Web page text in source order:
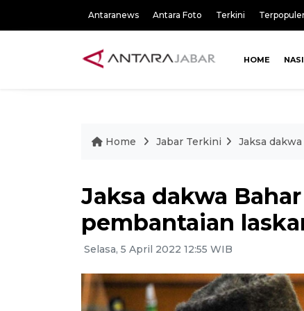
Antaranews Antara Foto Terkini
HOME
Home Jabar Terkini Jaksa
Jaksa dakwa
pembantaian
Selasa, 5 April 2022 12:55 WIB